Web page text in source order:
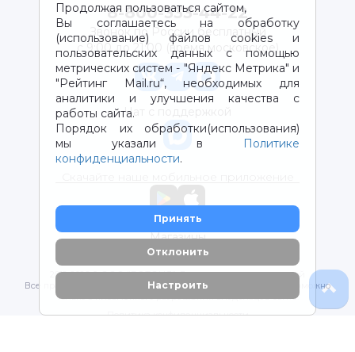
Продолжая пользоваться сайтом,
Вы соглашаетесь на обработку
(использование) файлов cookies и
пользовательских данных с помощью
метрических систем - "Яндекс Метрика" и
"Рейтинг Mail.ru“, необходимых для
аналитики и улучшения качества с
работы сайта.
Порядок их обработки(использования)
мы указали в
Политике
конфиденциальности.
Принять
Отклонить
Настроить
8-800-333-44-22
Звонок по России бесплатный
с 9:00 до 21:00 (время московское)
Чат с поддержкой
Магазины
2012-2026 © ООО "ВОТОНЯ". Детские товары с доставкой
Все права защищены. Любое использование материалов возможно
только с письменного разрешения владельцев сайта.
Политика конфиденциальности